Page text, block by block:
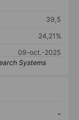
39,5
24,21%
09-oct.-2025
-